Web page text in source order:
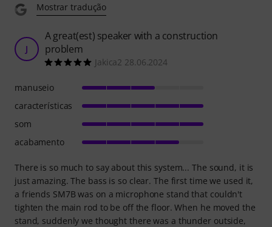
Mostrar tradução
J
A great(est) speaker with a construction
problem
Jakica2 28.06.2024
There is so much to say about this system... The sound, it is
just amazing. The bass is so clear. The first time we used it,
a friends SM7B was on a microphone stand that couldn't
tighten the main rod to be off the floor. When he moved the
stand, suddenly we thought there was a thunder outside,
manuseio
características
som
acabamento